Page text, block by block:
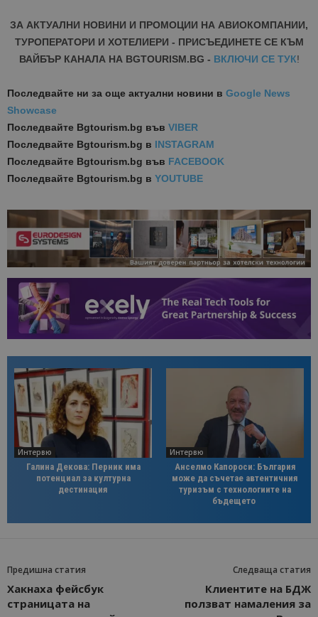
ЗА АКТУАЛНИ НОВИНИ И ПРОМОЦИИ НА АВИОКОМПАНИИ,
ТУРОПЕРАТОРИ И ХОТЕЛИЕРИ - ПРИСЪЕДИНЕТЕ СЕ КЪМ
ВАЙБЪР КАНАЛА НА BGTOURISM.BG - ВКЛЮЧИ СЕ ТУК!
Последвайте ни за още актуални новини в Google News
Showcase
Последвайте Bgtourism.bg във VIBER
Последвайте Bgtourism.bg в INSTAGRAM
Последвайте Bgtourism.bg във FACEBOOK
Последвайте Bgtourism.bg в YOUTUBE
Интервю
Галина Декова: Перник има
потенциал за културна
дестинация
Интервю
Анселмо Капороси: България
може да съчетае автентичния
туризъм с технологиите на
бъдещето
Предишна статия
Хакнаха фейсбук
страницата на
Следваща статия
Клиентите на БДЖ
ползват намаления за